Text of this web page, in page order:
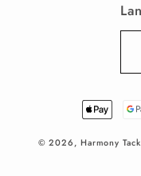
Moyens
de
© 2026, Harmony